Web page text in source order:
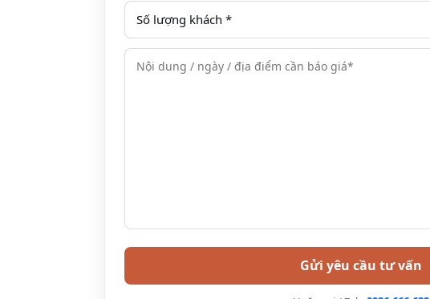
3. Thời gian, giờ chạy nhà xe Limousine Hoa Mai
Hải, Bình Châu
Xe Hoa Mai đi Vũng Tàu – Bà Rịa-Vũng Tàu từ Hồ
7:30, 7:45, 8:00, 8:15, 8:30, 8:45, 9:00,
9:15, 9:30, 9:45, 10:00, 10:15, 10:30, 10:45,
11:00, 11:15, 11:30, 11:45
phòng